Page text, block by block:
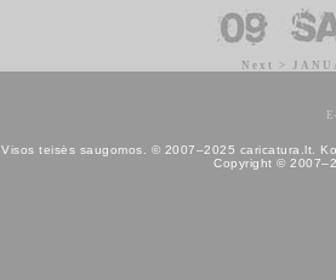
Next >
Visos teisės saugomos. © 2007–2025 caricatura.lt.
Copyright ©